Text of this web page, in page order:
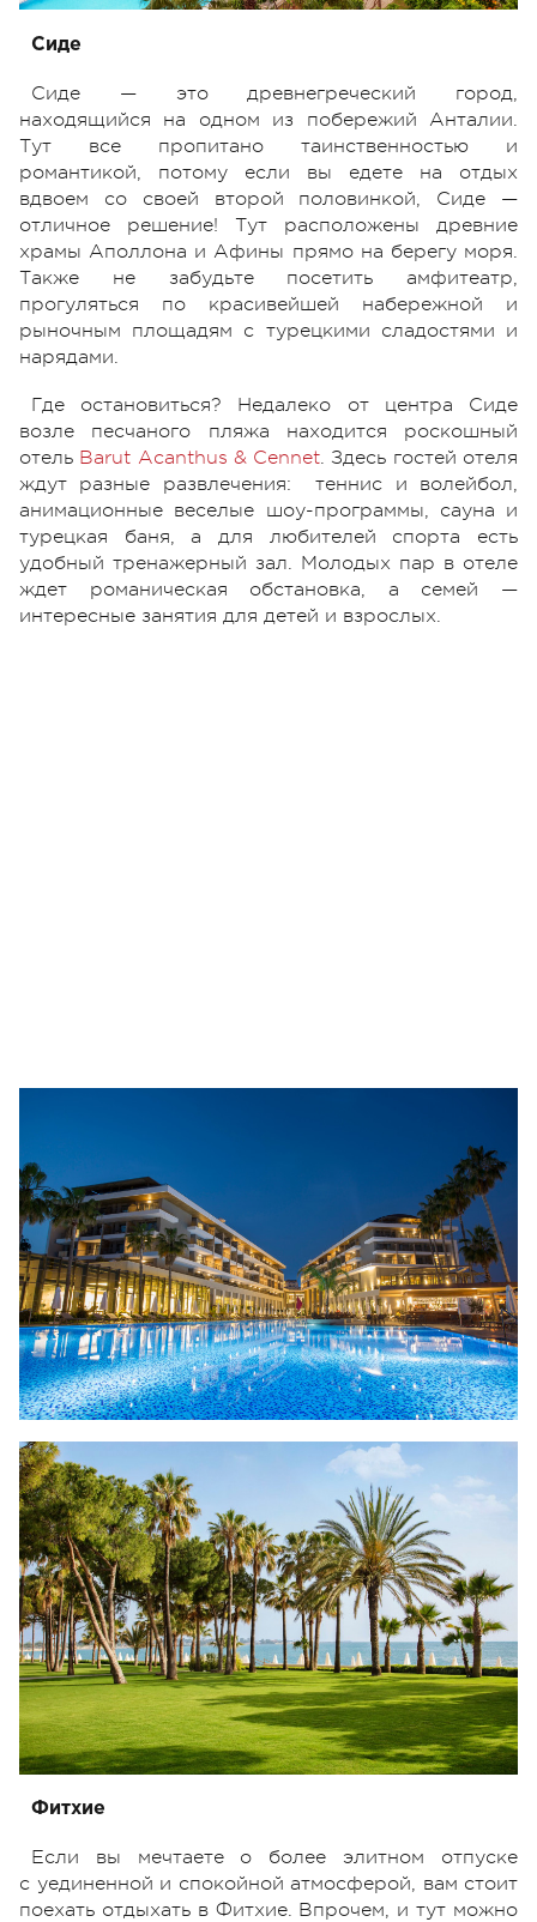
Сиде
Сиде — это древнегреческий город,
находящийся на одном из побережий Анталии.
Тут все пропитано таинственностью и
романтикой, потому если вы едете на отдых
вдвоем со своей второй половинкой, Сиде —
отличное решение! Тут расположены древние
храмы Аполлона и Афины прямо на берегу моря.
Также не забудьте посетить амфитеатр,
прогуляться по красивейшей набережной и
рыночным площадям с турецкими сладостями и
нарядами.
Где остановиться? Недалеко от центра Сиде
возле песчаного пляжа находится роскошный
отель Barut Acanthus & Cennet. Здесь гостей отеля
ждут разные развлечения: теннис и волейбол,
анимационные веселые шоу-программы, сауна и
турецкая баня, а для любителей спорта есть
удобный тренажерный зал. Молодых пар в отеле
ждет романическая обстановка, а семей —
интересные занятия для детей и взрослых.
Фитхие
Если вы мечтаете о более элитном отпуске
с уединенной и спокойной атмосферой, вам стоит
поехать отдыхать в Фитхие. Впрочем, и тут можно